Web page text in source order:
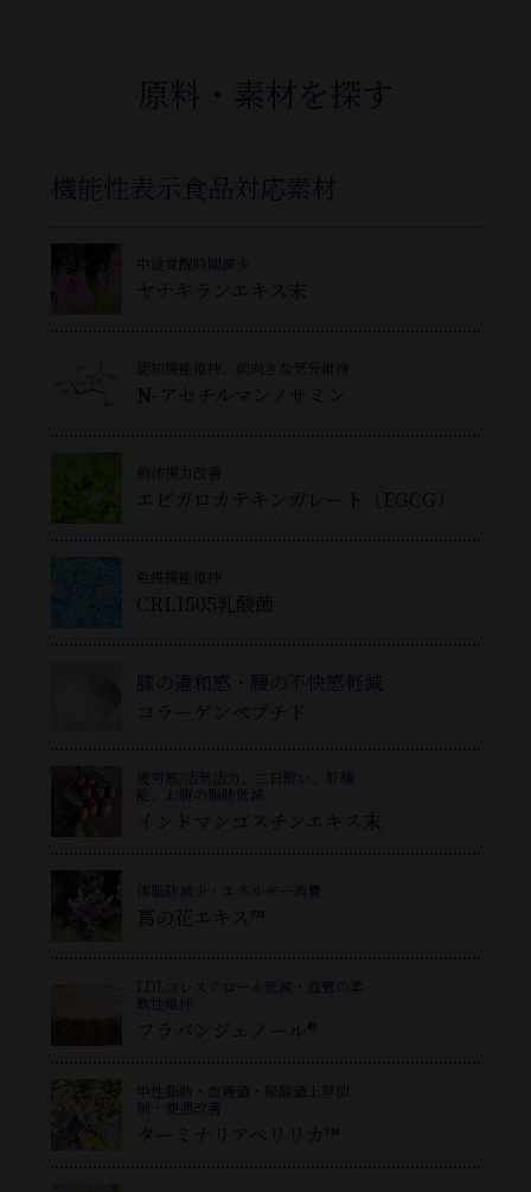
原料・素材を探す
機能性表示食品対応素材
中途覚醒時間減少
ヤナギランエキス末
認知機能維持、前向きな気分維持
N-アセチルマンノサミン
動体視力改善
エピガロカテキンガレート（EGCG）
免疫機能維持
CRL1505乳酸菌
膝の違和感・腰の不快感軽減
コラーゲンペプチド
疲労感/活気活力、二日酔い、肝機
能、お腹の脂肪低減
インドマンゴスチンエキス末
体脂肪減少・エネルギー消費
葛 の花エキス™
LDLコレステロール低減・血管の柔
軟性維持
フラバンジェノール®
中性脂肪・血糖値・尿酸値上昇抑
制・便通改善
ターミナリアベリリカ™